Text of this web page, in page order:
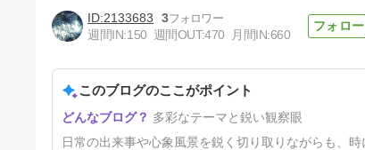
いたのか
8日前
2133683
3
週間IN:150 週間OUT:470 月間IN:660
このブログのここがポイント
多彩なテーマと鋭い観察眼
日常の出来事や心象風景を鋭く切り取りながらも、